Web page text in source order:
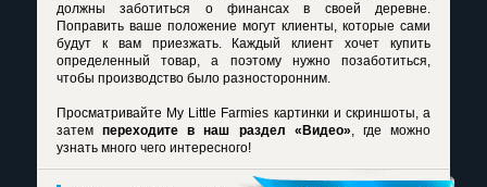
должны заботиться о финансах в своей деревне.
Поправить ваше положение могут клиенты, которые сами
будут к вам приезжать. Каждый клиент хочет купить
определенный товар, а поэтому нужно позаботиться,
чтобы производство было разносторонним.
Просматривайте My Little Farmies картинки и скриншоты, а
затемпереходите в наш раздел «Видео», где можно
узнать много чего интересного!